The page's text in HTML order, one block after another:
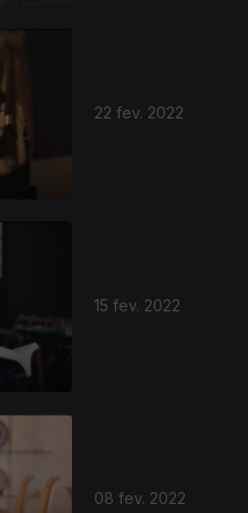
22 fev. 2022
15 fev. 2022
08 fev. 2022